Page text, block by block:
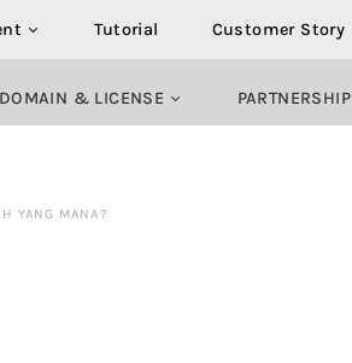
Tutorial Customer Story
DOMAIN & LICENSE PARTNERSHIP
YANG MANA?